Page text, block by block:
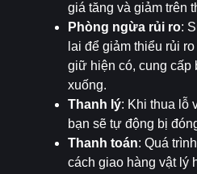
giá tăng và giảm trên
Phòng ngừa rủi ro:
lai để giảm thiểu rủi
giữ hiện có, cung cấp
xuống.
Thanh lý: Khi thua lỗ
bạn sẽ tự động bị
Thanh toán: Quá
cách giao hàng vật lý